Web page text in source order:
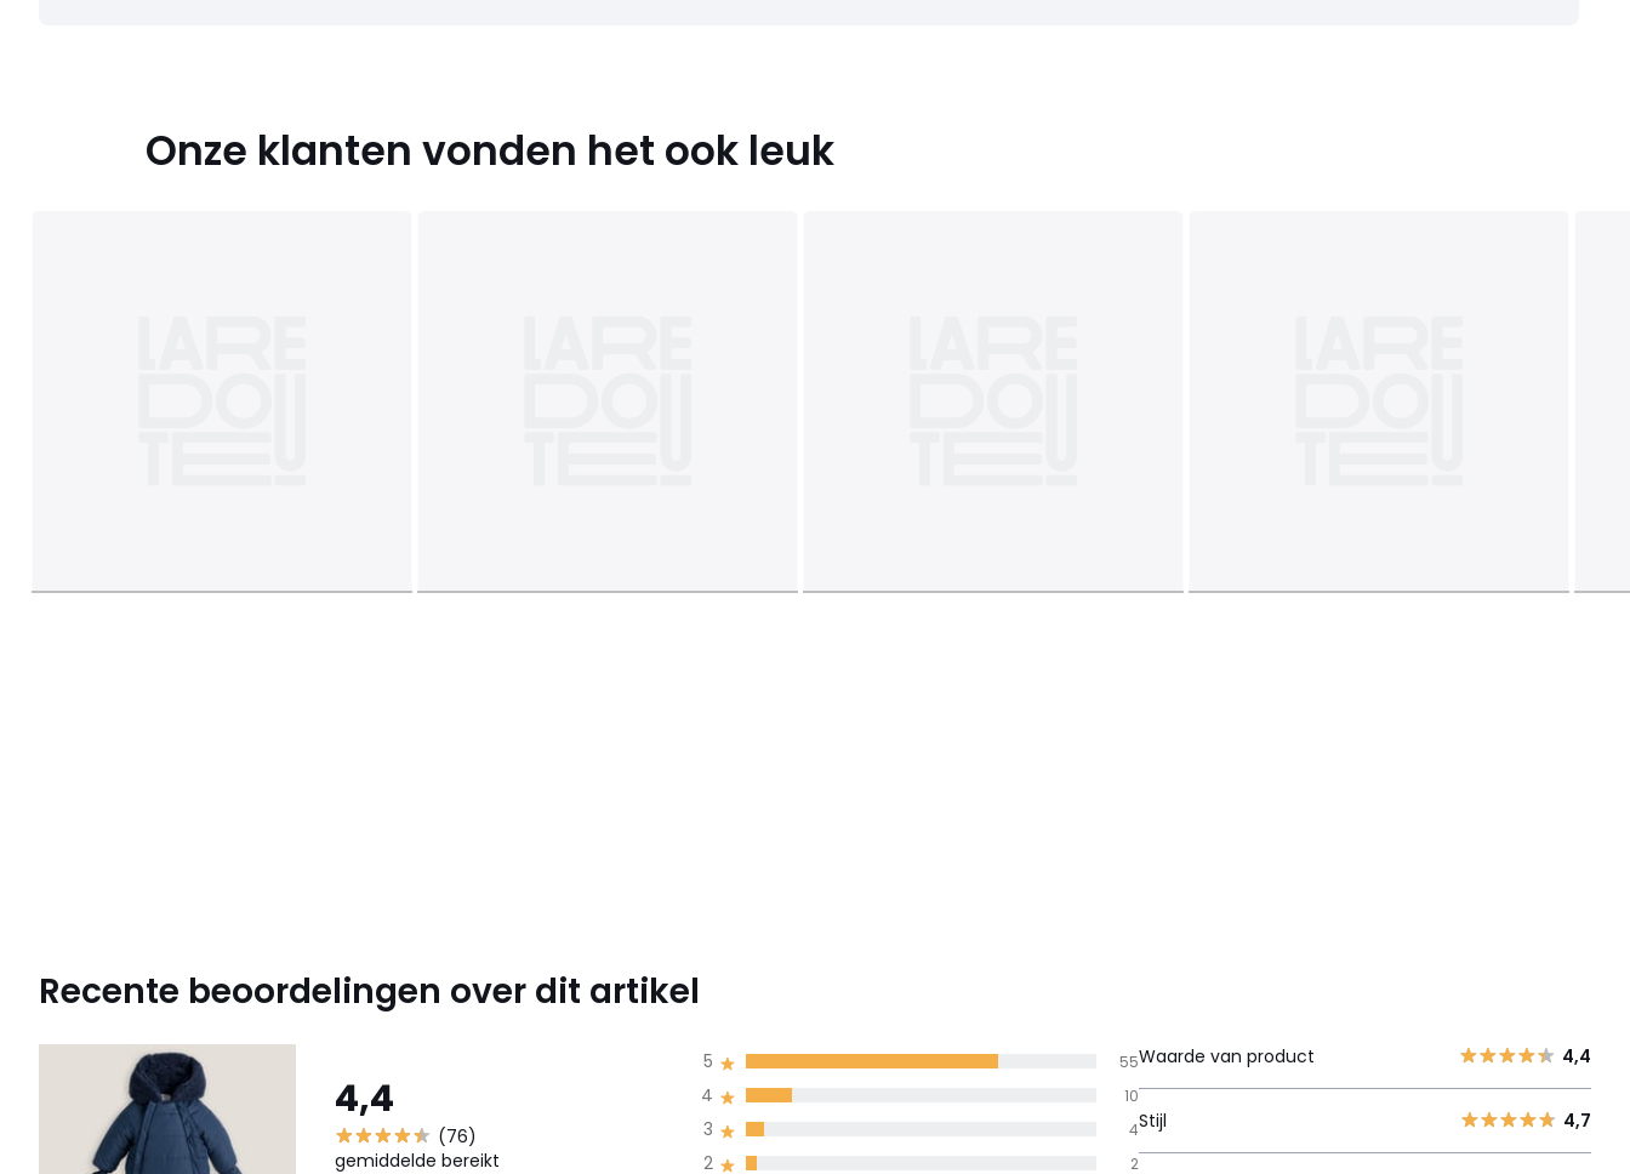
Onze klanten vonden het ook leuk
Recente beoordelingen over dit artikel
4,4
(76)
gemiddelde bereikt
2 2
3 4
4 10
5 55Waarde van product 4,4
Stijl 4,7